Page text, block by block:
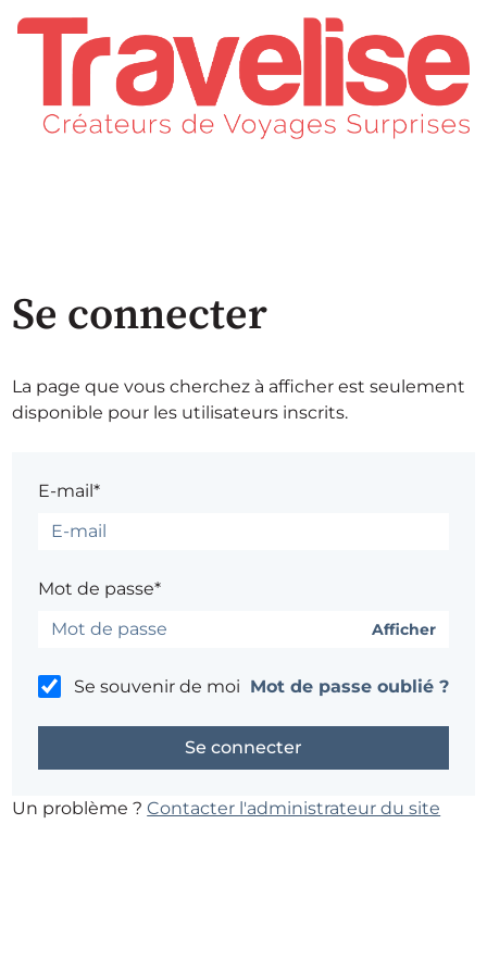
Se connecter
La page que vous cherchez à afficher est seulement
disponible pour les utilisateurs inscrits.
E-mail*
Mot de passe*
Afficher
Se souvenir de moi Mot de passe oublié ?
Un problème ?Contacter l'administrateur du site